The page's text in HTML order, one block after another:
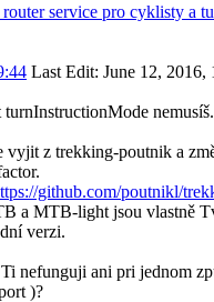
service pro cyklisty a
Last Edit: June 12, 2016,
nemusíš.
vyjit z trekking-poutnik a
github.com/poutnikl/
a MTB-light jsou vlastně
verzi.
nefunguji ani pri jednom
)?